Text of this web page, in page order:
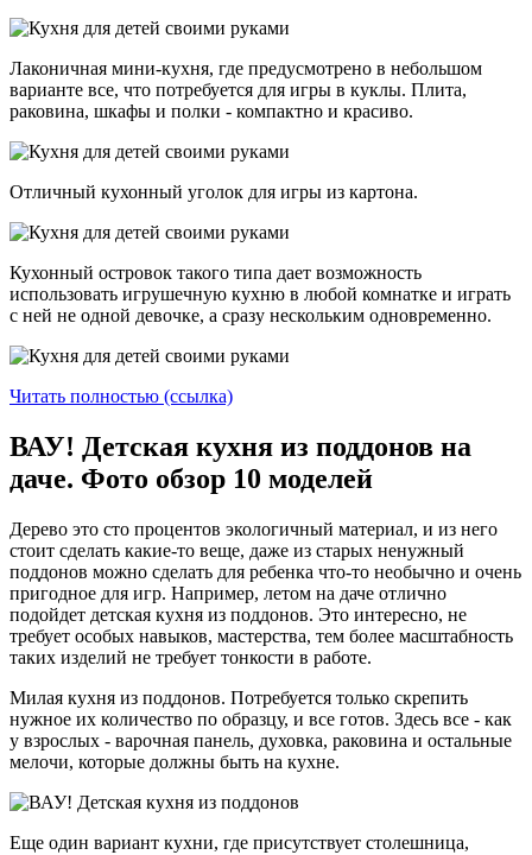
Лаконичная мини-кухня, где предусмотрено в небольшом
варианте все, что потребуется для игры в куклы. Плита,
раковина, шкафы и полки - компактно и красиво.
Отличный кухонный уголок для игры из картона.
Кухонный островок такого типа дает возможность
использовать игрушечную кухню в любой комнатке и играть
с ней не одной девочке, а сразу нескольким одновременно.
Читать полностью (ссылка)
ВАУ! Детская кухня из поддонов на
даче. Фото обзор 10 моделей
Дерево это сто процентов экологичный материал, и из него
стоит сделать какие-то веще, даже из старых ненужный
поддонов можно сделать для ребенка что-то необычно и очень
пригодное для игр. Например, летом на даче отлично
подойдет детская кухня из поддонов. Это интересно, не
требует особых навыков, мастерства, тем более масштабность
таких изделий не требует тонкости в работе.
Милая кухня из поддонов. Потребуется только скрепить
нужное их количество по образцу, и все готов. Здесь все - как
у взрослых - варочная панель, духовка, раковина и остальные
мелочи, которые должны быть на кухне.
Еще один вариант кухни, где присутствует столешница,